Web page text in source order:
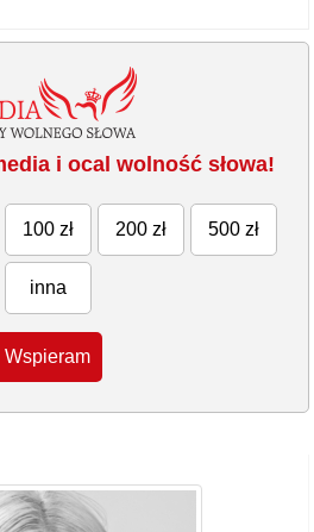
i ocal wolność słowa!
100 zł 200 zł 500 zł
inna
Wspieram